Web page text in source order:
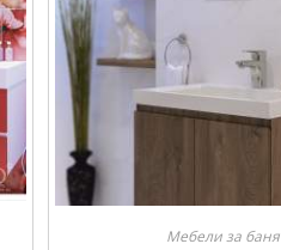
Мебели за баня